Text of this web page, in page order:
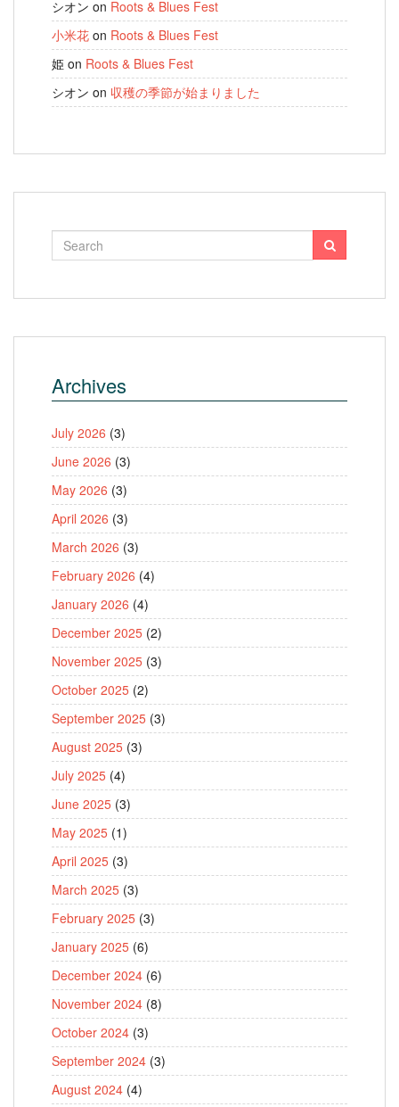
シオン on Roots & Blues Fest
小米花 on Roots & Blues Fest
姫 on Roots & Blues Fest
シオン on 収穫の季節が始まりました
Archives
July 2026 (3)
June 2026 (3)
May 2026 (3)
April 2026 (3)
March 2026 (3)
February 2026 (4)
January 2026 (4)
December 2025 (2)
November 2025 (3)
October 2025 (2)
September 2025 (3)
August 2025 (3)
July 2025 (4)
June 2025 (3)
May 2025 (1)
April 2025 (3)
March 2025 (3)
February 2025 (3)
January 2025 (6)
December 2024 (6)
November 2024 (8)
October 2024 (3)
September 2024 (3)
August 2024 (4)